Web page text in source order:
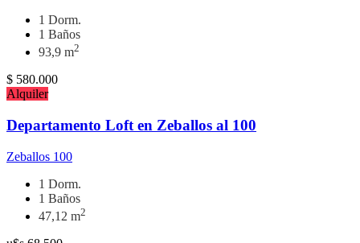
1 Dorm.
1 Baños
93,9 m2
$ 580.000
Alquiler
Departamento Loft en Zeballos al 100
Zeballos 100
1 Dorm.
1 Baños
47,12 m2